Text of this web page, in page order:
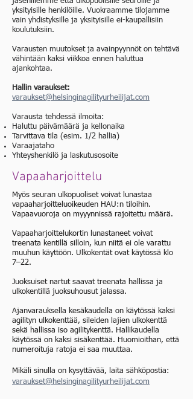
yksityisille henkilöille. Vuokraamme tilojamme
vain yhdistyksille ja yksityisille ei-kaupallisiin
koulutuksiin.
Varausten muutokset ja avainpyynnöt on tehtävä
vähintään kaksi viikkoa ennen haluttua
ajankohtaa.
Hallin varaukset:
varaukset@helsinginagilityurheilijat.com
Varausta tehdessä ilmoita:
Haluttu päivämäärä ja kellonaika
Tarvittava tila (esim. 1/2 hallia)
Varaajataho
Yhteyshenkilö ja laskutusosoite
Vapaaharjoittelu
Myös seuran ulkopuoliset voivat lunastaa
vapaaharjoitteluoikeuden HAU:n tiloihin.
Vapaavuoroja on myyynnissä rajoitettu määrä.
Vapaaharjoittelukortin lunastaneet voivat
treenata kentillä silloin, kun niitä ei ole varattu
muuhun käyttöön. Ulkokentät ovat käytössä klo
7–22.
Juoksuiset nartut saavat treenata hallissa ja
ulkokentillä juoksuhousut jalassa.
Ajanvarauksella kesäkaudella on käytössä kaksi
agilityn ulkokenttää, sileiden lajien ulkokenttä
sekä hallissa iso agilitykenttä. Hallikaudella
käytössä on kaksi sisäkenttää. Huomioithan, että
numeroituja ratoja ei saa muuttaa.
Mikäli sinulla on kysyttävää, laita sähköpostia:
varaukset@helsinginagilityurheilijat.com